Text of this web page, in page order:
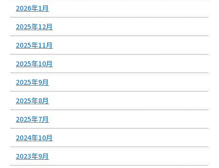
2026年1月
2025年12月
2025年11月
2025年10月
2025年9月
2025年8月
2025年7月
2024年10月
2023年9月